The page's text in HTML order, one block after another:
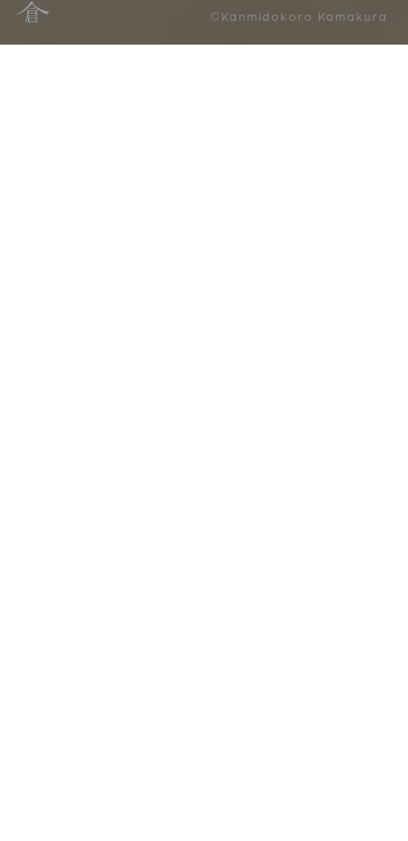
©Kanmidokoro Kamakura